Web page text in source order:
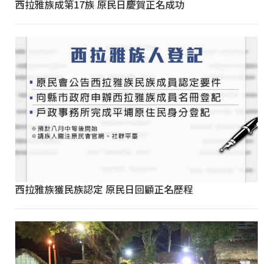
西拉雅族成第17族 原民日慶賀正名成功
西拉雅族獲民族認定 原民日回顧正名歷程